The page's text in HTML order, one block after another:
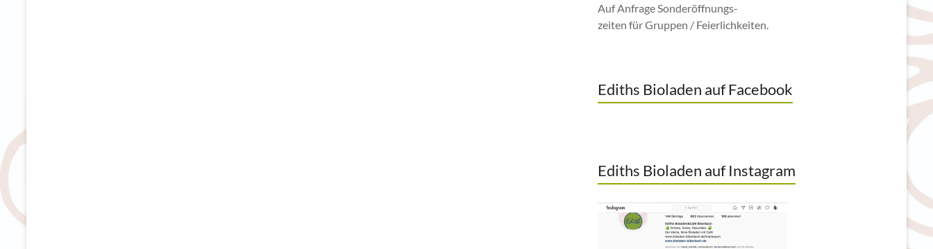
Auf Anfrage Sonderöffnungs-
zeiten für Gruppen / Feierlichkeiten.
Ediths Bioladen auf Facebook
Ediths Bioladen auf Instagram